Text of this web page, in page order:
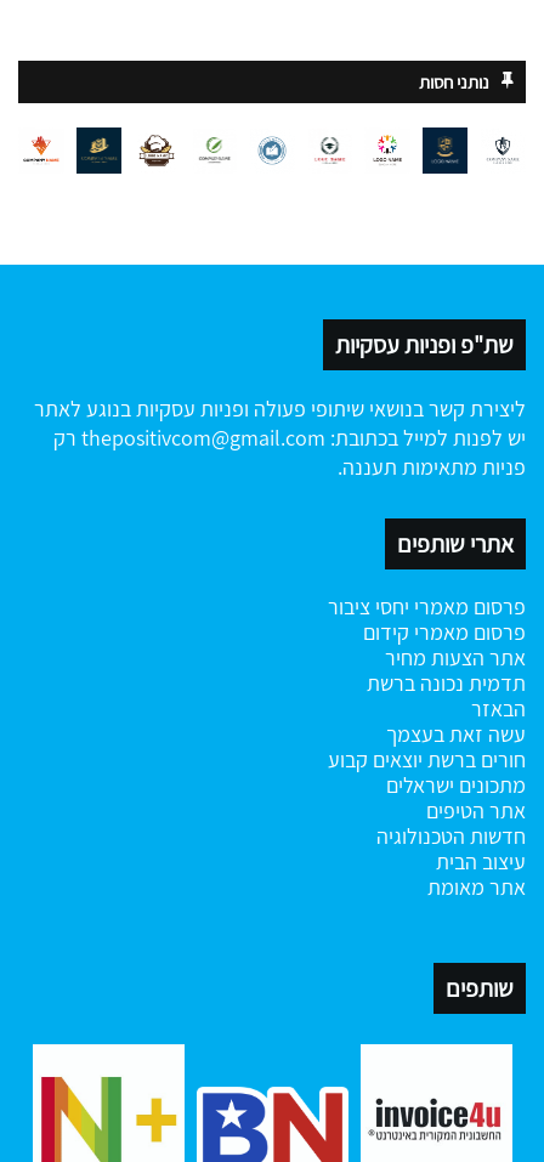
נותני חסות
שת"פ ופניות עסקיות
ליצירת קשר בנושאי שיתופי פעולה ופניות עסקיות בנוגע לאתר
יש לפנות למייל בכתובת: thepositivcom@gmail.com רק
פניות מתאימות תעננה.
אתרי שותפים
פרסום מאמרי יחסי ציבור
פרסום מאמרי קידום
אתר הצעות מחיר
תדמית נכונה ברשת
הבאזר
עשה זאת בעצמך
חורים ברשת יוצאים קבוע
מתכונים ישראלים
אתר הטיפים
חדשות הטכנולוגיה
עיצוב הבית
אתר מאומת
שותפים